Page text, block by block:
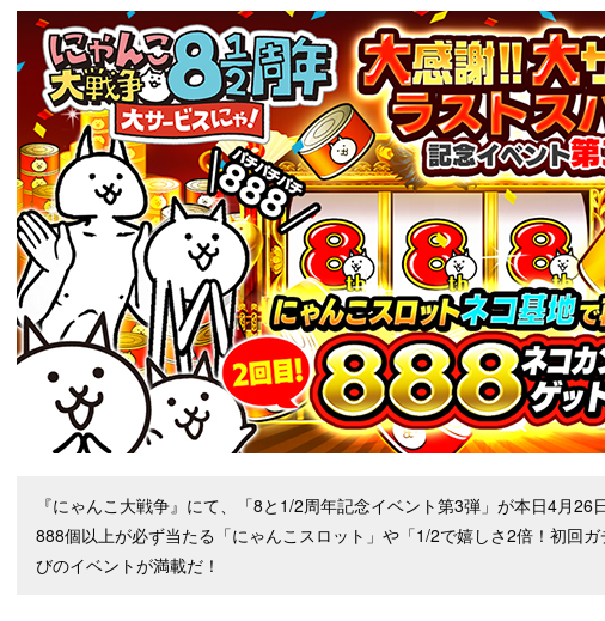
『にゃんこ大戦争』にて、「8と1/2周年記念イベント第3弾」が本日4月
888個以上が必ず当たる「にゃんこスロット」や「1/2で嬉しさ2倍！初回
びのイベントが満載だ！